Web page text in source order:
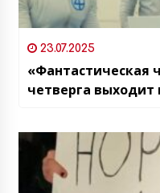
23.07.2025
«Фантастическая
четверга выходит